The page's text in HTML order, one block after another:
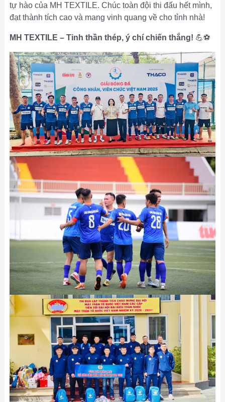
tự hào của MH TEXTILE. Chúc toàn đội thi đấu hết mình,
đạt thành tích cao và mang vinh quang về cho tỉnh nhà!
MH TEXTILE – Tinh thần thép, ý chí chiến thắng! 💪⚽